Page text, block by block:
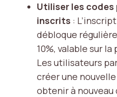
Utiliser les codes
inscrits :
débloque
10%, valable sur
Les utilisateurs
créer une
obtenir à nouveau